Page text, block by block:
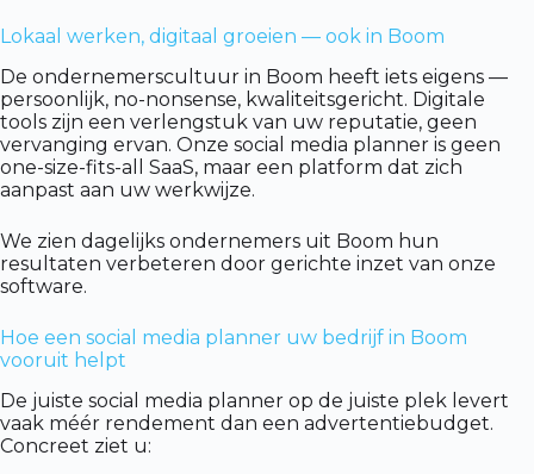
Lokaal werken, digitaal groeien — ook in Boom
De ondernemerscultuur in Boom heeft iets eigens —
persoonlijk, no-nonsense, kwaliteitsgericht. Digitale
tools zijn een verlengstuk van uw reputatie, geen
vervanging ervan. Onze social media planner is geen
one-size-fits-all SaaS, maar een platform dat zich
aanpast aan uw werkwijze.
We zien dagelijks ondernemers uit Boom hun
resultaten verbeteren door gerichte inzet van onze
software.
Hoe een social media planner uw bedrijf in Boom
vooruit helpt
De juiste social media planner op de juiste plek levert
vaak méér rendement dan een advertentiebudget.
Concreet ziet u: